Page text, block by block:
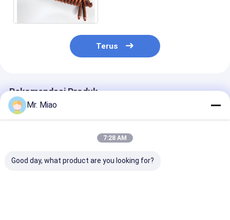
Terus
Rekomendasi Produk
Mr. Miao
7:28 AM
Good day, what product are you looking for?